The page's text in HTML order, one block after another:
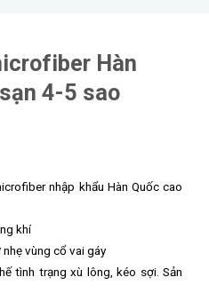
Hàn
4-5 sao
nhập khẩu Hàn Quốc cao
khí
vùng cổ vai gáy
tình trạng xù lông, kéo sợi. Sản